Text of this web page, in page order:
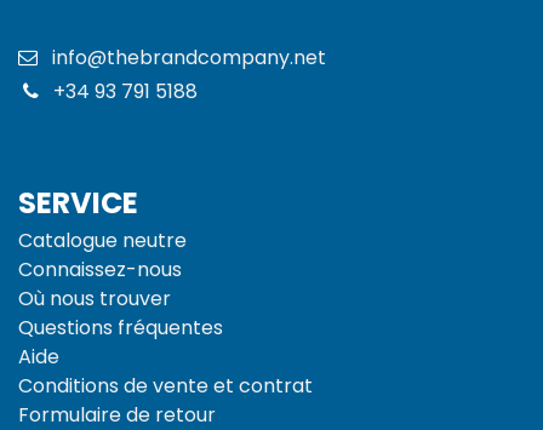
info@thebrandcompany.net
+34 93 791 5188
SERVICE
Catalogue neutre
Connaissez-nous
Où nous trouver
Questions fréquentes
Aide
Conditions de vente et contrat
Formulaire de retour